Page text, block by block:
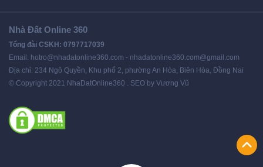
Nhà Đất Online 360
Tổng đài CSKH: 0797717039
Email: hotro@nhadatonline360.com - nhadatonline360.com@gmail.com
Địa chỉ: 234 Ngô Quyền, Khu phố 2, phường An Hòa, Biên Hòa, Đồng Nai
© Copyright 2021 NhaDatOnline360 . SEO by Vương Vũ